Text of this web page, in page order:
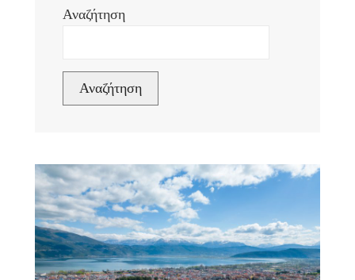
Αναζήτηση
Αναζήτηση